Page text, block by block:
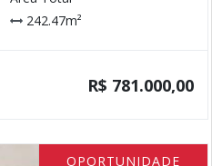
242.47m²
R$ 781.000,00
OPORTUNIDADE